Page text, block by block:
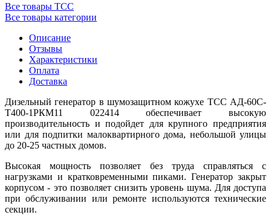
Все товары ТСС
Все товары категории
Описание
Отзывы
Характеристики
Оплата
Доставка
Дизельный генератор в шумозащитном кожухе ТСС АД-60С-
Т400-1РКМ11 022414 обеспечивает высокую
производительность и подойдет для крупного предприятия
или для подпитки малоквартирного дома, небольшой улицы
до 20-25 частных домов.
Высокая мощность позволяет без труда справляться с
нагрузками и кратковременными пиками. Генератор закрыт
корпусом - это позволяет снизить уровень шума. Для доступа
при обслуживании или ремонте используются технические
секции.